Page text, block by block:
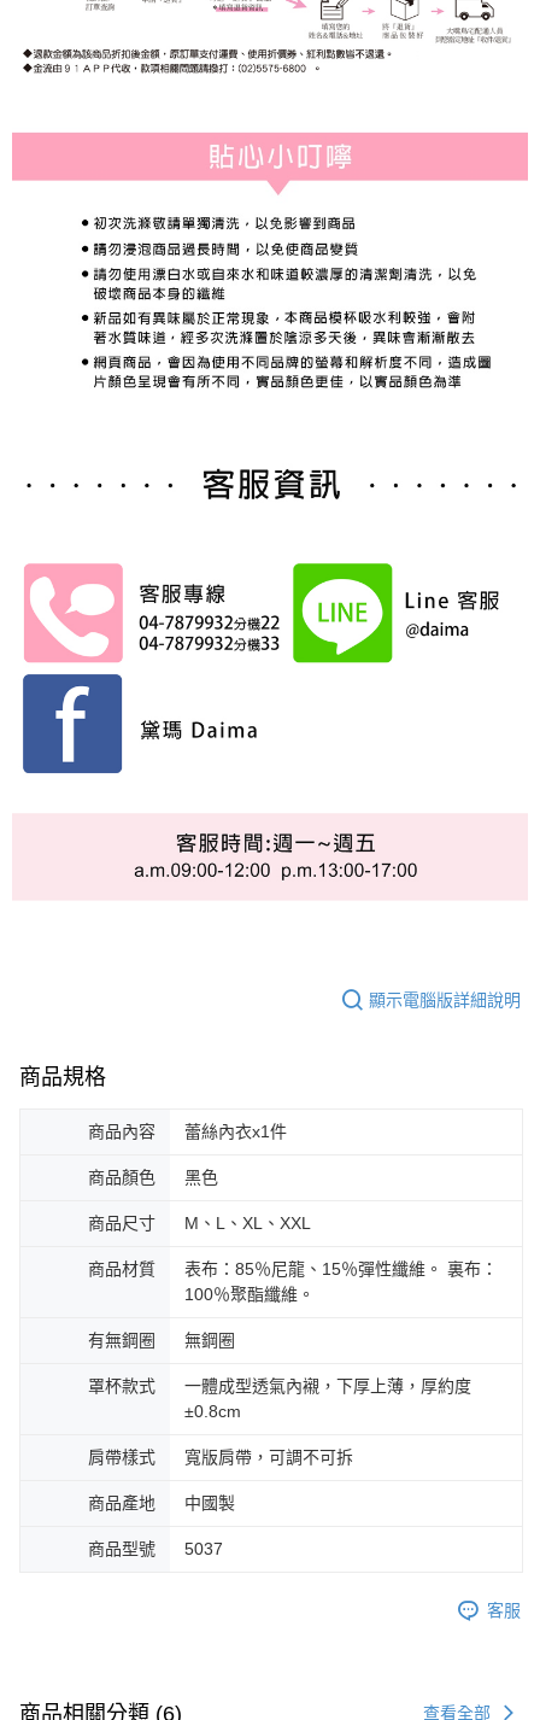
顯示電腦版詳細說明
商品規格
商品內容 蕾絲內衣x1件
商品顏色 黑色
商品尺寸 M、L、XL、XXL
商品材質
表布：85％尼龍、15％彈性纖維。 裏布：
100％聚酯纖維。
有無鋼圈 無鋼圈
罩杯款式
一體成型透氣內襯，下厚上薄，厚約度
±0.8cm
肩帶樣式 寬版肩帶，可調不可拆
商品產地 中國製
商品型號 5037
客服
商品相關分類 (6) 查看全部